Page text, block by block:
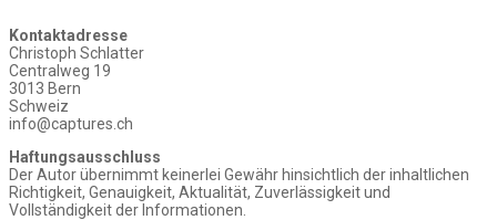
Kontaktadresse
Christoph Schlatter
Centralweg 19
3013 Bern
Schweiz
info@captures.ch
Haftungsausschluss
Der Autor übernimmt keinerlei Gewähr hinsichtlich der inhaltlichen
Richtigkeit, Genauigkeit, Aktualität, Zuverlässigkeit und
Vollständigkeit der Informationen.